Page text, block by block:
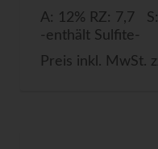
A: 12% RZ: 7,7
-enthält Sulfite-
Preis inkl. MwSt.